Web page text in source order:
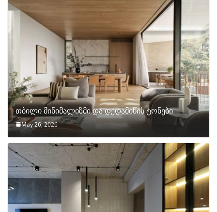
თბილი მინიმალიზმი და დედამიწის ტონები
May 26, 2026